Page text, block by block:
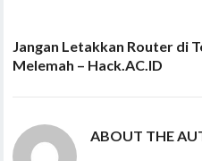
Jangan Letakkan Router di
Melemah – Hack.AC.ID
ABOUT THE